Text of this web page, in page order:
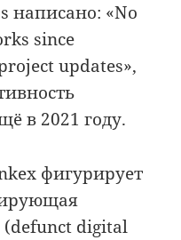
написано: «No
since
updates»,
в 2021 году.
фигурирует
digital